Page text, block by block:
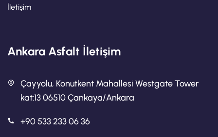
İletişim
Ankara Asfalt İletişim
Çayyolu, Konutkent Mahallesi Westgate Tower
kat:13 06510 Çankaya/Ankara
+90 533 233 06 36